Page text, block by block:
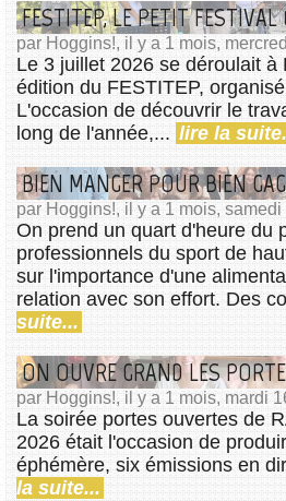
FESTITEP, LE PETIT
par Hoggins!, il y a 1 mois,
Le 3 juillet 2026 se déroulait à
édition du FESTITEP,
L'occasion de découvrir le
long de l'année,... lire la
BIEN MANGER POUR BIEN
par Hoggins!, il y a 1 mois,
On prend un quart d'heure du
professionnels du sport de
sur l'importance d'une
relation avec son effort. Des
suite...
ON OUVRE GRAND LES
par Hoggins!, il y a 1 mois, mardi
La soirée portes ouvertes de
2026 était l'occasion de
éphémère, six émissions en
la suite...